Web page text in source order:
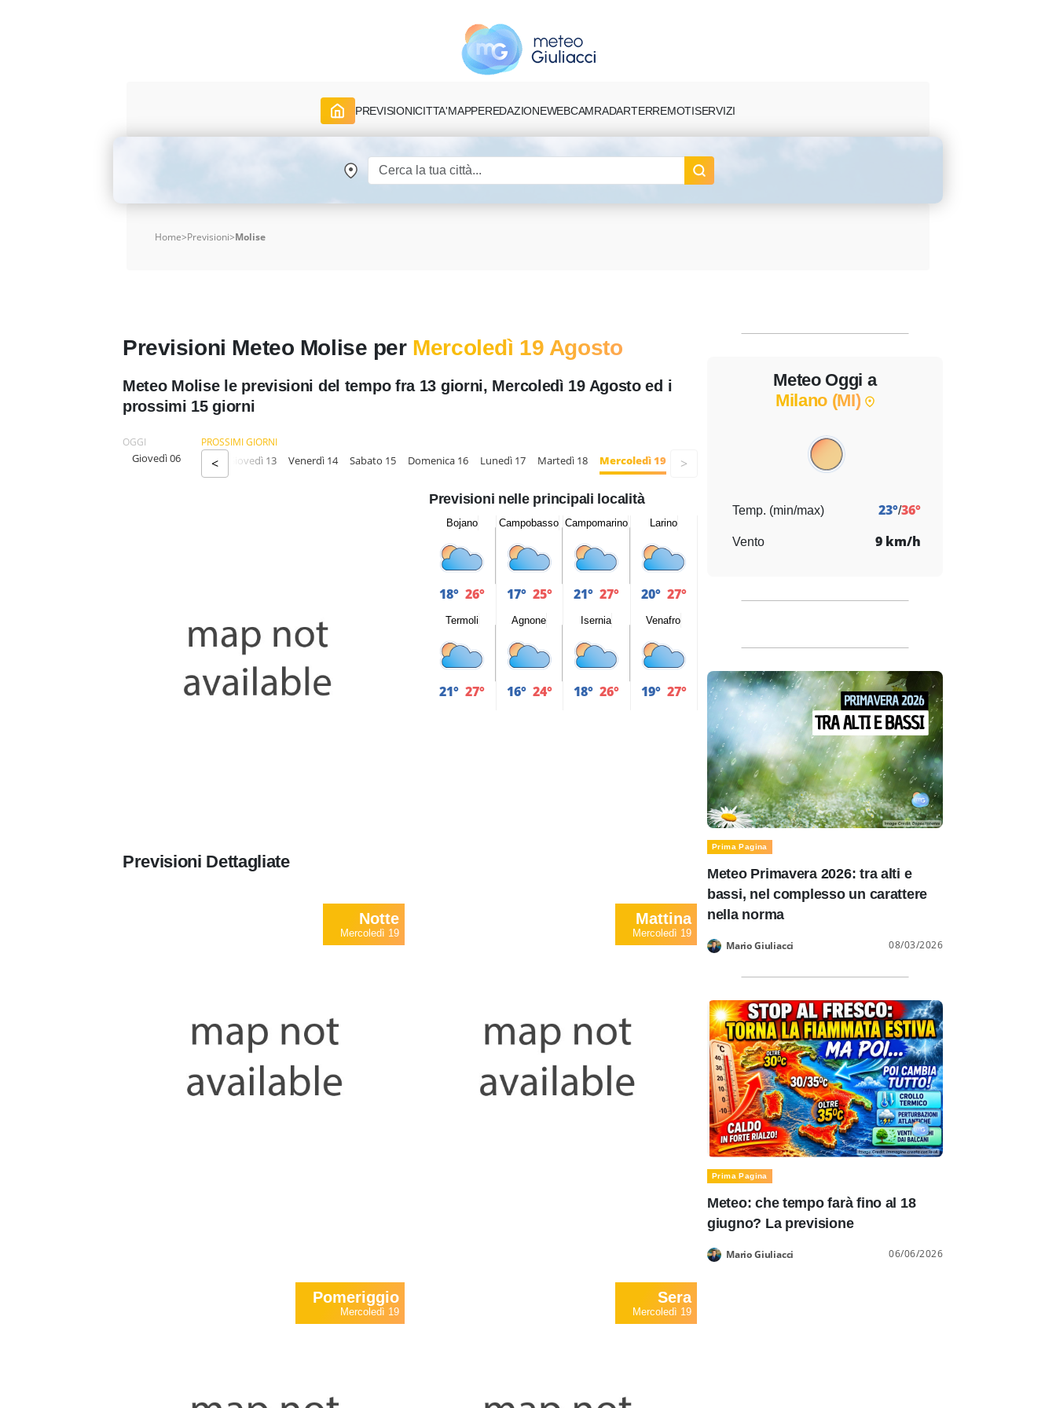
PREVISIONICITTA'MAPPEREDAZIONEWEBCAMRADARTERREMOTISERVIZI
Home>Previsioni>Molise
Previsioni Meteo Molise per Mercoledì 19 Agosto
Meteo Molise le previsioni del tempo fra 13 giorni, Mercoledì 19 Agosto ed i
prossimi 15 giorni
OGGI
Giovedì 06
PROSSIMI GIORNI
<
Martedì 11 Mercoledì 12 Giovedì 13 Venerdì 14 Sabato 15 Domenica 16 Lunedì 17 Martedì 18 Mercoledì 19 >
Previsioni nelle principali località
Bojano
18° 26°
Campobasso
17° 25°
Campomarino
21° 27°
Larino
20° 27°
Termoli
21° 27°
Agnone
16° 24°
Isernia
18° 26°
Venafro
19° 27°
Previsioni Dettagliate
Notte
Mercoledì 19
Mattina
Mercoledì 19
Pomeriggio
Mercoledì 19
Sera
Mercoledì 19
Meteo Oggi a
Milano (MI)
Temp. (min/max) 23°/36°
Vento 9 km/h
Prima Pagina
Meteo Primavera 2026: tra alti e
bassi, nel complesso un carattere
nella norma
Mario Giuliacci 08/03/2026
Prima Pagina
Meteo: che tempo farà fino al 18
giugno? La previsione
Mario Giuliacci 06/06/2026